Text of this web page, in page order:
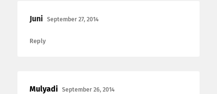
Juni September 27, 2014
Reply
Mulyadi September 26, 2014